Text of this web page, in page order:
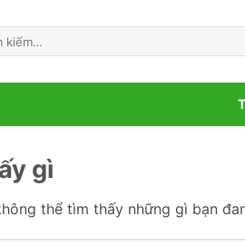
gì
thể tìm thấy những gì bạn